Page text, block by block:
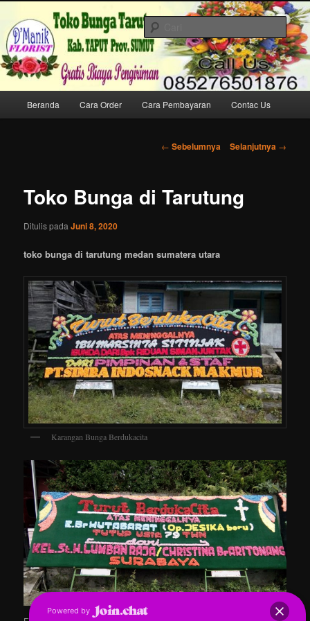
konten
utamaToko Bunga di Tarutung HP/WA
085276501876
Melayani Pemesanan dan Pengiriman Karangan Bunga Papan Ucapan ke
Tarutung & Sekitarnya
Cari
Beranda Cara Order Cara Pembayaran Contac Us
Navigasi
← Sebelumnya Selanjutnya →
Toko Bunga di Tarutung
Ditulis padaJuni 8, 2020
toko bunga di tarutung medan sumatera utara
Karangan Bunga Berdukacita
Powered by